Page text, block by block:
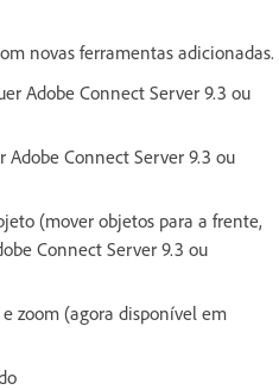
novas ferramentas adicionadas.
Adobe Connect Server 9.3 ou
Adobe Connect Server 9.3 ou
(mover objetos para a frente,
Connect Server 9.3 ou
zoom (agora disponível em